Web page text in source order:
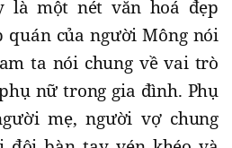
là một nét văn hoá đẹp
quán của người Mông nói
ta nói chung về vai trò
nữ trong gia đình. Phụ
mẹ, người vợ chung